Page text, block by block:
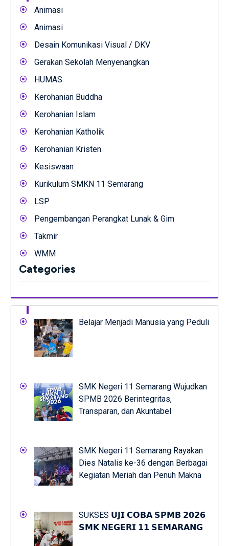
Animasi
Animasi
Desain Komunikasi Visual / DKV
Gerakan Sekolah Menyenangkan
HUMAS
Kerohanian Buddha
Kerohanian Islam
Kerohanian Katholik
Kerohanian Kristen
Kesiswaan
Kurikulum SMKN 11 Semarang
LSP
Pengembangan Perangkat Lunak & Gim
Takmir
WMM
Categories
Belajar Menjadi Manusia yang Peduli
SMK Negeri 11 Semarang Wujudkan
SPMB 2026 Berintegritas,
Transparan, dan Akuntabel
SMK Negeri 11 Semarang Rayakan
Dies Natalis ke-36 dengan Berbagai
Kegiatan Meriah dan Penuh Makna
SUKSES 𝗨𝗝𝗜 𝗖𝗢𝗕𝗔 𝗦𝗣𝗠𝗕 𝟮𝟬𝟮𝟲
𝗦𝗠𝗞 𝗡𝗘𝗚𝗘𝗥𝗜 𝟭𝟭 𝗦𝗘𝗠𝗔𝗥𝗔𝗡𝗚